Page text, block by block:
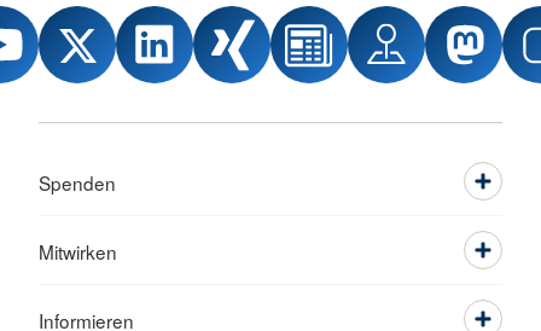
Spenden
Mitwirken
Informieren